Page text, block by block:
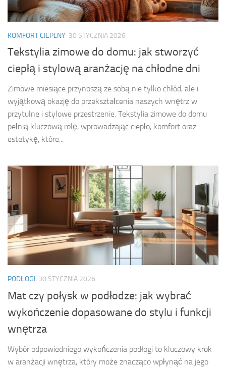
KOMFORT CIEPLNY 30 STYCZNIA 2026
Tekstylia zimowe do domu: jak stworzyć
ciepłą i stylową aranżację na chłodne dni
Zimowe miesiące przynoszą ze sobą nie tylko chłód, ale i
wyjątkową okazję do przekształcenia naszych wnętrz w
przytulne i stylowe przestrzenie. Tekstylia zimowe do domu
pełnią kluczową rolę, wprowadzając ciepło, komfort oraz
estetykę, które...
PODŁOGI 30 STYCZNIA 2026
Mat czy połysk w podłodze: jak wybrać
wykończenie dopasowane do stylu i funkcji
wnętrza
Wybór odpowiedniego wykończenia podłogi to kluczowy krok
w aranżacji wnętrza, który może znacząco wpłynąć na jego